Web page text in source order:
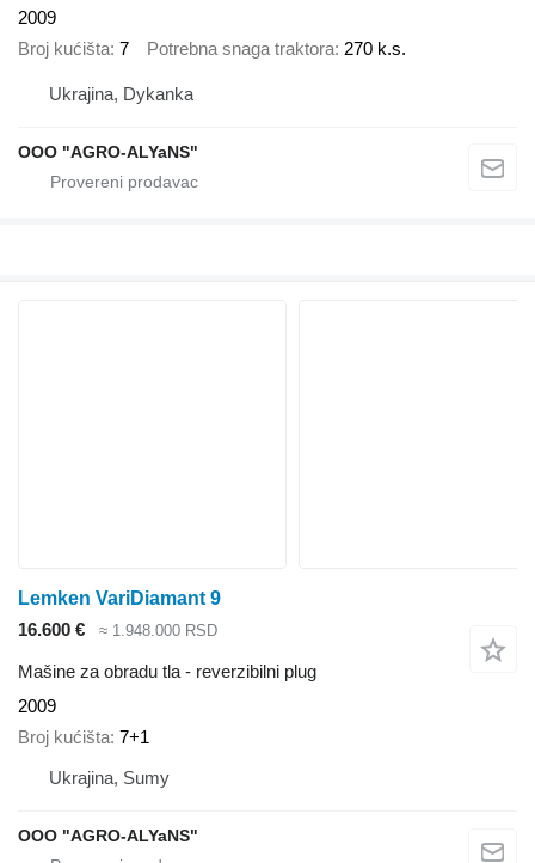
2009
Broj kućišta 7 Potrebna snaga traktora 270 k.s.
Ukrajina, Dykanka
OOO "AGRO-ALYaNS"
Lemken VariDiamant 9
16.600 €
≈ 1.948.000 RSD
Mašine za obradu tla - reverzibilni plug
2009
Broj kućišta 7+1
Ukrajina, Sumy
OOO "AGRO-ALYaNS"